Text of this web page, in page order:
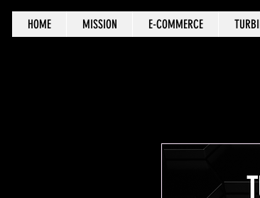
HOME MISSION E-COMMERCE